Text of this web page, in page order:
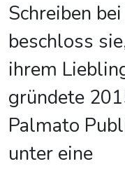
Schreiben
beschloss
ihrem
gründete
Palmato
unter eine